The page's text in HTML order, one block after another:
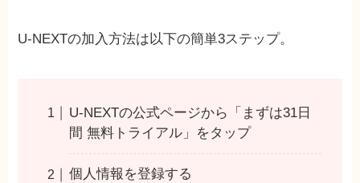
U-NEXTの加入方法は以下の簡単3ステップ。
U-NEXTの公式ページから「まずは31日
間 無料トライアル」をタップ
個人情報を登録する